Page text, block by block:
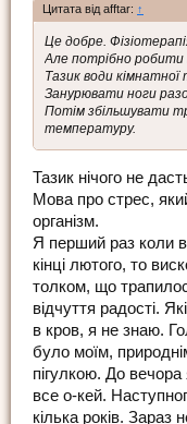
Цитата від afftar: ↑
Це добре.
Але потрібно робити
Тазик води
Занурювати ноги
Потім збільшувати
температуру.
Тазик нічого не
Мова про стрес,
організм.
Я перший раз коли
кінці лютого, то
толком, що
відчуття радості.
в кров, я не знаю.
було моїм,
пігулкою. До
все о-кей.
кілька років. Зараз